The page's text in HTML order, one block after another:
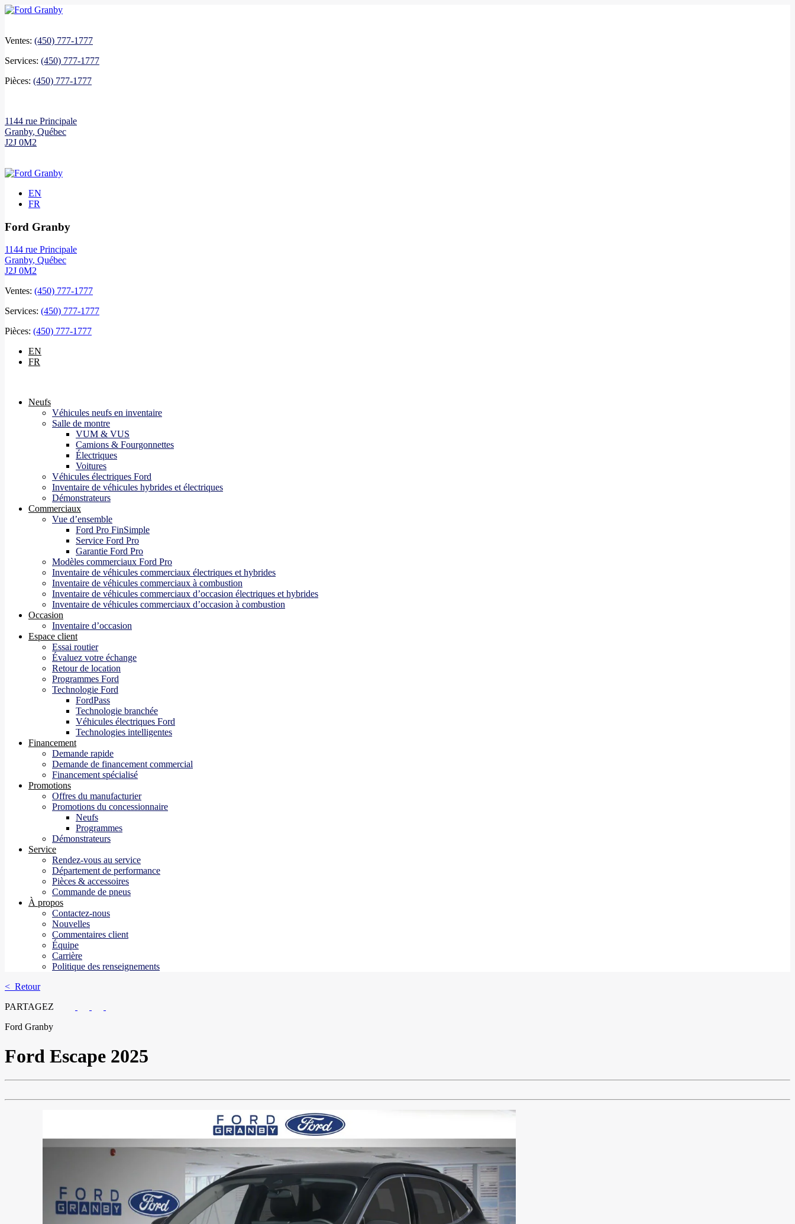
Ventes: (450) 777-1777
Services: (450) 777-1777
Pièces: (450) 777-1777
1144 rue Principale
Granby, Québec
J2J 0M2
EN
FR
Ford Granby
1144 rue Principale
Granby, Québec
J2J 0M2
Ventes: (450) 777-1777
Services: (450) 777-1777
Pièces: (450) 777-1777
EN
FR
Neufs
Véhicules neufs en inventaire
Salle de montre
VUM & VUS
Camions & Fourgonnettes
Électriques
Voitures
Véhicules électriques Ford
Inventaire de véhicules hybrides et électriques
Démonstrateurs
Commerciaux
Vue d’ensemble
Ford Pro FinSimple
Service Ford Pro
Garantie Ford Pro
Modèles commerciaux Ford Pro
Inventaire de véhicules commerciaux électriques et hybrides
Inventaire de véhicules commerciaux à combustion
Inventaire de véhicules commerciaux d’occasion électriques et hybrides
Inventaire de véhicules commerciaux d’occasion à combustion
Occasion
Inventaire d’occasion
Espace client
Essai routier
Évaluez votre échange
Retour de location
Programmes Ford
Technologie Ford
FordPass
Technologie branchée
Véhicules électriques Ford
Technologies intelligentes
Financement
Demande rapide
Demande de financement commercial
Financement spécialisé
Promotions
Offres du manufacturier
Promotions du concessionnaire
Neufs
Programmes
Démonstrateurs
Service
Rendez-vous au service
Département de performance
Pièces & accessoires
Commande de pneus
À propos
Contactez-nous
Nouvelles
Commentaires client
Équipe
Carrière
Politique des renseignements
< Retour
PARTAGEZ
Ford Granby
Ford Escape 2025